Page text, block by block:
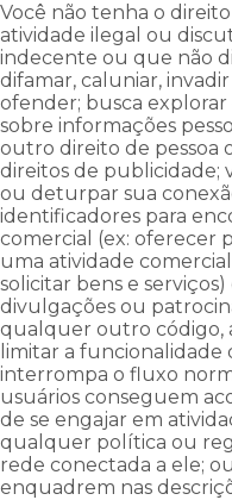
Você não tenha o
atividade ilegal ou
indecente ou que não
difamar, caluniar,
ofender; busca
sobre informações
outro direito de pessoa
direitos de publicidade;
ou deturpar sua
identificadores para
comercial (ex: oferecer
uma atividade
solicitar bens e
divulgações ou
qualquer outro código,
limitar a
interrompa o fluxo
usuários conseguem
de se engajar em
qualquer política ou
rede conectada a ele;
enquadrem nas